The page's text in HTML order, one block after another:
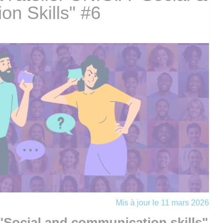
Skills" #6
Mis à jour le 11 mars 2026